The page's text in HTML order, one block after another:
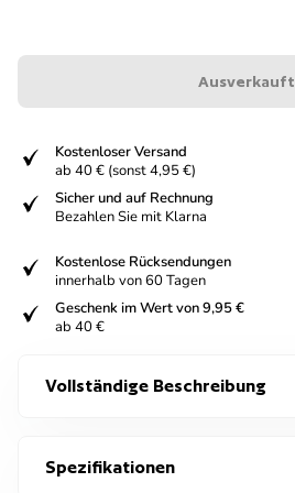
Ausverkauft
Kostenloser Versand
ab 40 € (sonst 4,95 €)
Sicher und auf Rechnung
Bezahlen Sie mit Klarna
Kostenlose Rücksendungen
innerhalb von 60 Tagen
Geschenk im Wert von 9,95 €
ab 40 €
Vollständige Beschreibung
Spezifikationen